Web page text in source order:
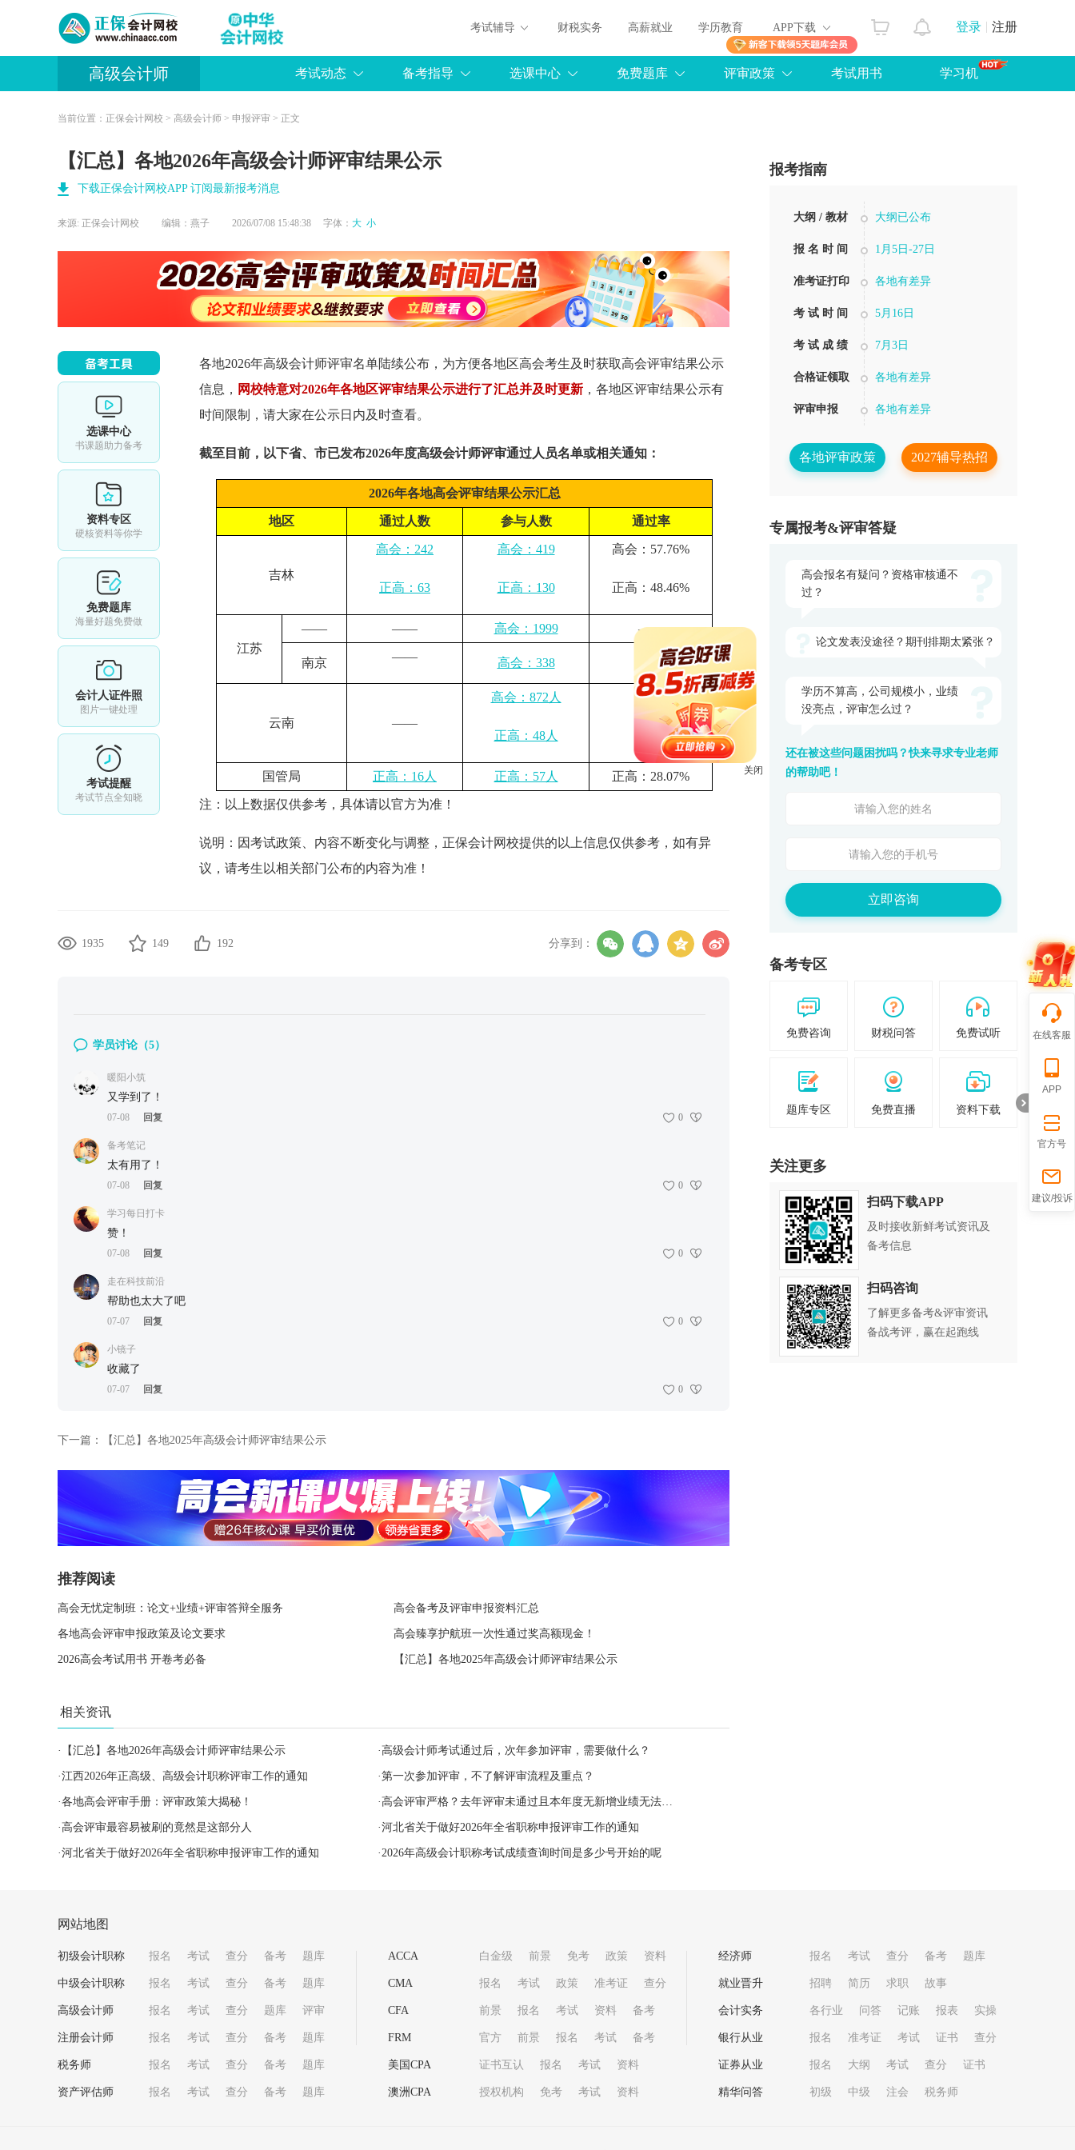
登录 注册
考试辅导 财税实务 高薪就业 学历教育 APP下载
高级会计师 考试动态 备考指导 选课中心 免费题库 评审政策 考试用书 学习机
当前位置： 正保会计网校 > 高级会计师 > 申报评审 > 正文
【汇总】各地2026年高级会计师评审结果公示
下载正保会计网校APP 订阅最新报考消息
来源: 正保会计网校 编辑：燕子 2026/07/08 15:48:38 字体： 大 小
选课中心
书课题助力备考
资料专区
硬核资料等你学
免费题库
海量好题免费做
会计人证件照
图片一键处理
考试提醒
考试节点全知晓
各地2026年高级会计师评审名单陆续公布， 为方便各地区高会考生及时获取高会评审结果公示
信息， 网校特意对2026年各地区评审结果公示进行了汇总并及时更新 ，各地区评审结果公示有
时间限制，请大家在公示日内及时查看。
截至目前，以下省、市已发布2026年度高级会计师评审通过人员名单或相关通知：
2026年各地高会评审结果公示汇总
地区 通过人数 参与人数 通过率
吉林
高会：242
正高：63
高会：419
正高：130
高会：57.76%
正高：48.46%
江苏
—— —— 高会：1999 ——
南京 —— 高会：338 ——
云南 ——
高会：872人
正高：48人
——
国管局 正高：16人 正高：57人 正高：28.07%
注：以上数据仅供参考，具体请以官方为准！
说明：因考试政策、内容不断变化与调整，正保会计网校提供的以上信息仅供参考，如有异
议，请考生以相关部门公布的内容为准！
1935 149 192 分享到：
学员讨论（5）
暖阳小筑
又学到了！
07-08 回复 0
备考笔记
太有用了！
07-08 回复 0
学习每日打卡
赞！
07-08 回复 0
走在科技前沿
帮助也太大了吧
07-07 回复 0
小镜子
收藏了
07-07 回复 0
下一篇： 【汇总】各地2025年高级会计师评审结果公示
推荐阅读
高会无忧定制班：论文+业绩+评审答辩全服务 高会备考及评审申报资料汇总
各地高会评审申报政策及论文要求 高会臻享护航班一次性通过奖高额现金！
2026高会考试用书 开卷考必备 【汇总】各地2025年高级会计师评审结果公示
相关资讯
· 【汇总】各地2026年高级会计师评审结果公示 ·高级会计师考试通过后，次年参加评审，需要做什么？
·江西2026年正高级、高级会计职称评审工作的通知 ·第一次参加评审，不了解评审流程及重点？
·各地高会评审手册：评审政策大揭秘！ ·高会评审严格？去年评审未通过且本年度无新增业绩无法申报！
·高会评审最容易被刷的竟然是这部分人 ·河北省关于做好2026年全省职称申报评审工作的通知
·河北省关于做好2026年全省职称申报评审工作的通知 ·2026年高级会计职称考试成绩查询时间是多少号开始的呢
报考指南
大纲 / 教材 大纲已公布
报 名 时 间 1月5日-27日
准考证打印 各地有差异
考 试 时 间 5月16日
考 试 成 绩 7月3日
合格证领取 各地有差异
评审申报 各地有差异
各地评审政策 2027辅导热招
专属报考&评审答疑
高会报名有疑问？资格审核通不
过？
论文发表没途径？期刊排期太紧张？
学历不算高，公司规模小，业绩
没亮点，评审怎么过？
还在被这些问题困扰吗？快来寻求专业老师
的帮助吧！
立即咨询
备考专区
免费咨询 财税问答 免费试听
题库专区 免费直播 资料下载
关注更多
扫码下载APP
及时接收新鲜考试资讯及
备考信息
扫码咨询
了解更多备考&评审资讯
备战考评，赢在起跑线
在线客服
APP
官方号
建议/投诉
网站地图
初级会计职称 报名 考试 查分 备考 题库
中级会计职称 报名 考试 查分 备考 题库
高级会计师 报名 考试 查分 题库 评审
注册会计师 报名 考试 查分 备考 题库
税务师 报名 考试 查分 备考 题库
资产评估师 报名 考试 查分 备考 题库
ACCA 白金级 前景 免考 政策 资料
CMA 报名 考试 政策 准考证 查分
CFA 前景 报名 考试 资料 备考
FRM 官方 前景 报名 考试 备考
美国CPA 证书互认 报名 考试 资料
澳洲CPA 授权机构 免考 考试 资料
经济师 报名 考试 查分 备考 题库
就业晋升 招聘 简历 求职 故事
会计实务 各行业 问答 记账 报表 实操
银行从业 报名 准考证 考试 证书 查分
证券从业 报名 大纲 考试 查分 证书
精华问答 初级 中级 注会 税务师